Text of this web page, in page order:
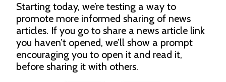
Starting today, we’re testing a way to
promote more informed sharing of news
articles. If you go to share a news article link
you haven’t opened, we’ll show a prompt
encouraging you to open it and read it,
before sharing it with others.